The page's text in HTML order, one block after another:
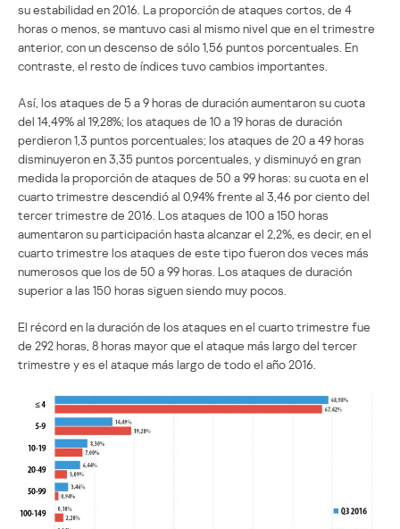
su estabilidad en 2016. La proporción de ataques cortos, de 4
horas o menos, se mantuvo casi al mismo nivel que en el trimestre
anterior, con un descenso de sólo 1,56 puntos porcentuales. En
contraste, el resto de índices tuvo cambios importantes.
Así, los ataques de 5 a 9 horas de duración aumentaron su cuota
del 14,49% al 19,28%; los ataques de 10 a 19 horas de duración
perdieron 1,3 puntos porcentuales; los ataques de 20 a 49 horas
disminuyeron en 3,35 puntos porcentuales, y disminuyó en gran
medida la proporción de ataques de 50 a 99 horas: su cuota en el
cuarto trimestre descendió al 0,94% frente al 3,46 por ciento del
tercer trimestre de 2016. Los ataques de 100 a 150 horas
aumentaron su participación hasta alcanzar el 2,2%, es decir, en el
cuarto trimestre los ataques de este tipo fueron dos veces más
numerosos que los de 50 a 99 horas. Los ataques de duración
superior a las 150 horas siguen siendo muy pocos.
El récord en la duración de los ataques en el cuarto trimestre fue
de 292 horas, 8 horas mayor que el ataque más largo del tercer
trimestre y es el ataque más largo de todo el año 2016.